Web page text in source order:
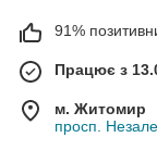
91%
Працює з
м. Житомир
просп.